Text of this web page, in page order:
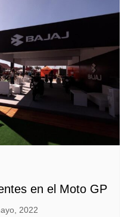
en el Moto GP
2022